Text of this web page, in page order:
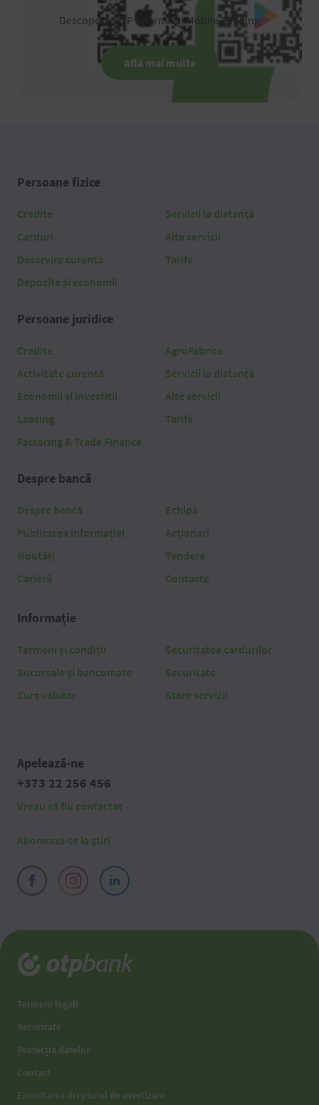
Descoperă OTP Internet și Mobile Banking
Află mai multe
Persoane fizice
Credite
Carduri
Deservire curentă
Depozite și economii
Servicii la distanță
Alte servicii
Tarife
Persoane juridice
Credite
Activitate curentă
Economii și investiții
Leasing
Factoring & Trade Finance
AgroFabrica
Servicii la distanță
Alte servicii
Tarife
Despre bancă
Despre bancă
Publicarea informației
Noutăți
Carieră
Echipă
Acționari
Tendere
Contacte
Informație
Termeni și condiții
Sucursale și bancomate
Curs valutar
Securitatea cardurilor
Securitate
Stare servicii
Apelează-ne
+373 22 256 456
Vreau să fiu contactat
Abonează-te la știri
Termeni legali
Securitate
Protecția datelor
Contact
Exercitarea dreptului de avertizare